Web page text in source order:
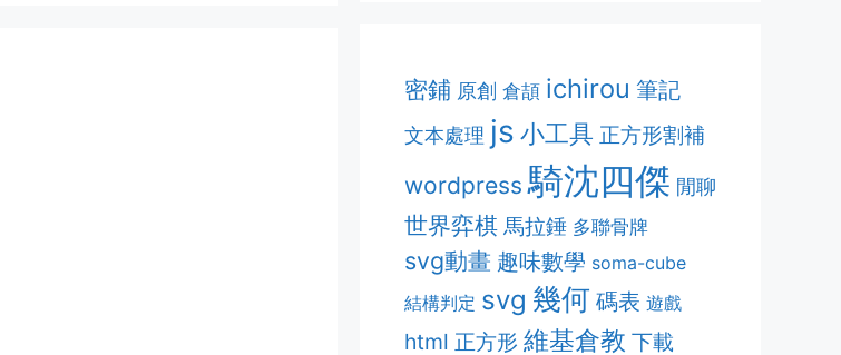
密鋪 原創 倉頡 ichirou 筆記
文本處理 js 小工具 正方形割補
wordpress 騎沈四傑 閒聊
世界弈棋 馬拉錘 多聯骨牌
svg動畫 趣味數學 soma-cube
結構判定 svg 幾何 碼表 遊戲
html 正方形 維基倉教 下載